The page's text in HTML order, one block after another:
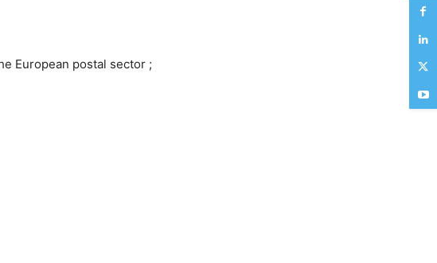
European postal sector ;